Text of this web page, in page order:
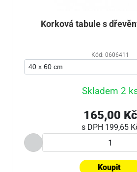
Korková tabule s
Kód: 0606411
Skladem 2
165,00 Kč
s DPH 199,65
Koupit